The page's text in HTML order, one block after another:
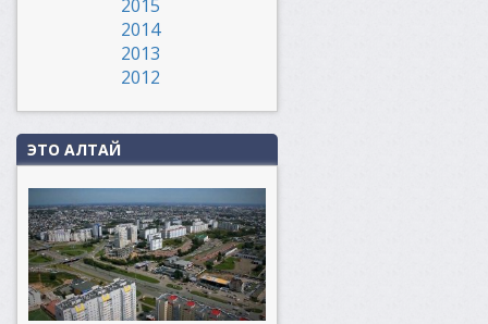
2015
2014
2013
2012
ЭТО АЛТАЙ